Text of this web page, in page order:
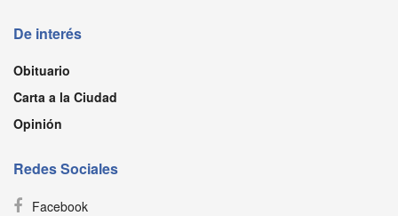
De interés
Obituario
Carta a la Ciudad
Opinión
Redes Sociales
Facebook